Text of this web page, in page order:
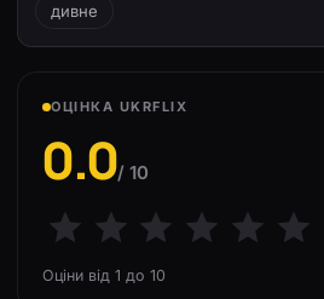
дивне
ОЦІНКА UKRFLIX
0.0/ 10
Оціни від 1 до 10